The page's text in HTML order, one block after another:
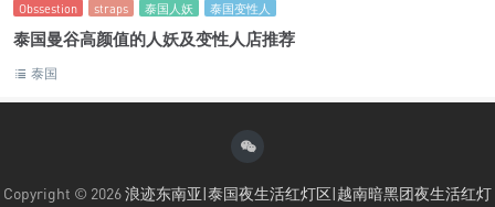
Obssestion straps 泰国人妖 泰国变性人
泰国曼谷高颜值的人妖及变性人店推荐
泰国
Copyright © 2026浪迹东南亚|泰国夜生活红灯区|越南暗黑团夜生活红灯